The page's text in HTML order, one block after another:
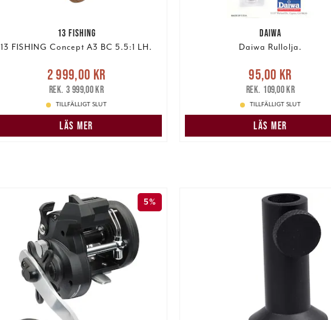
13 FISHING
13 FISHING Concept A3 BC 5.5:1 LH.
Nuvarande pris
2 999,00 krTidigare pris
3 999,00 kr
2 999,00 kr
3 999,00 kr
TILLFÄLLIGT SLUT
LÄS MER
DAIWA
Daiwa Rullolja.
Nuvarande pris :95,00 kr
pris:109,00 kr
95,00 kr
109,00 kr
TILLFÄLLIGT SLUT
LÄS MER
5%